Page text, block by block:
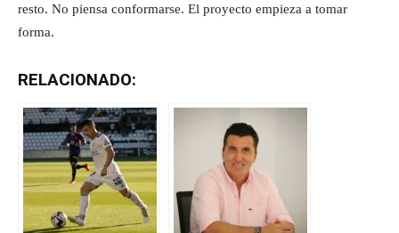
resto. No piensa conformarse. El proyecto empieza a tomar
forma.
RELACIONADO: